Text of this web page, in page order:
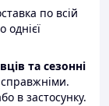
по всій
однієї
та сезонні
в застосунку.